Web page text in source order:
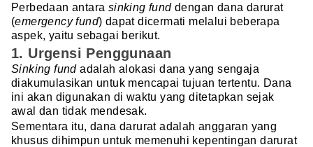
Perbedaan antara sinking funddengan dana darurat
(emergency fund) dapat dicermati melalui beberapa
aspek, yaitu sebagai berikut.
1. Urgensi Penggunaan
Sinking fundadalah alokasi dana yang sengaja
diakumulasikan untuk mencapai tujuan tertentu. Dana
ini akan digunakan di waktu yang ditetapkan sejak
awal dan tidak mendesak.
Sementara itu, dana darurat adalah anggaran yang
khusus dihimpun untuk memenuhi kepentingan darurat